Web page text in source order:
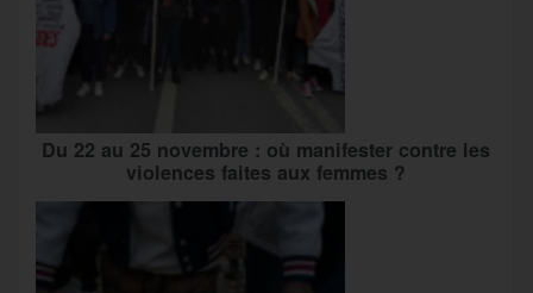
Du 22 au 25 novembre : où manifester contre les
violences faites aux femmes ?